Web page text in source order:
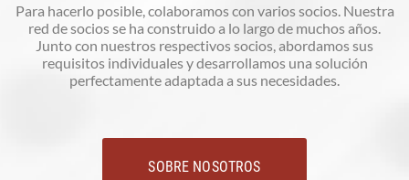
Para hacerlo posible, colaboramos con varios socios. Nuestra
red de socios se ha construido a lo largo de muchos años.
Junto con nuestros respectivos socios, abordamos sus
requisitos individuales y desarrollamos una solución
perfectamente adaptada a sus necesidades.
SOBRE NOSOTROS